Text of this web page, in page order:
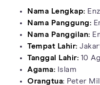
Nama Lengkap:
Nama Panggung:
Nama Panggilan:
Tempat Lahir:
Tanggal Lahir: 10
Agama: Islam
Orangtua: Peter